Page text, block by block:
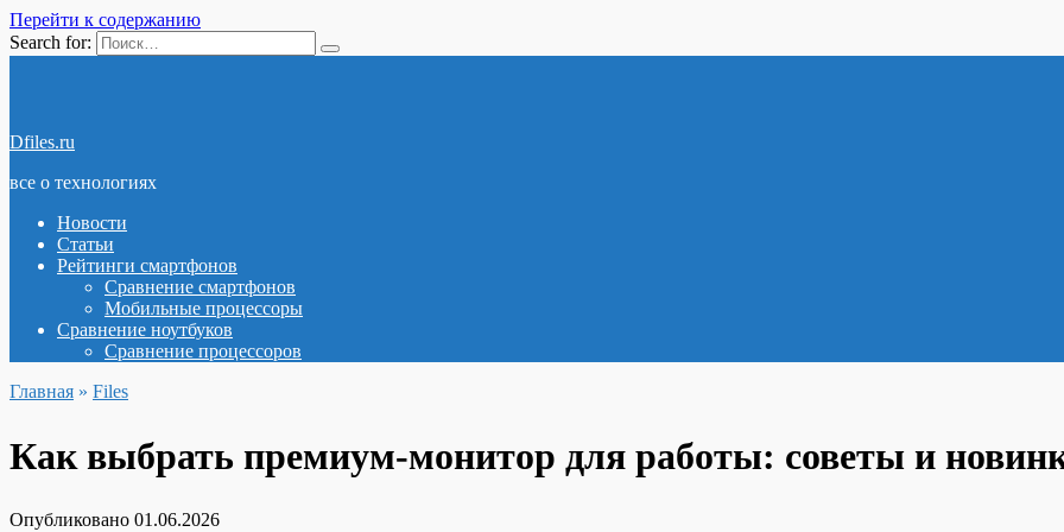
Перейти к содержанию
Search for:
Dfiles.ru
все о технологиях
Новости
Статьи
Рейтинги смартфонов
Сравнение смартфонов
Мобильные процессоры
Сравнение ноутбуков
Сравнение процессоров
Главная » Files
Как выбрать премиум-монитор для работы: советы и
Опубликовано 01.06.2026